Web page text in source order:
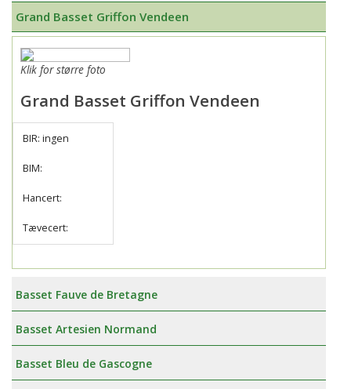
Grand Basset Griffon Vendeen
Klik for større foto
Grand Basset Griffon Vendeen
BIR: ingen
BIM:
Hancert:
Tævecert:
Basset Fauve de Bretagne
Basset Artesien Normand
Basset Bleu de Gascogne